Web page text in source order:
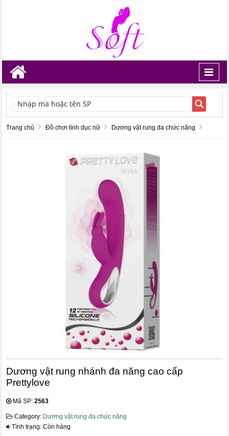
TÌM KIẾM
Trang chủ Đồ chơi tình dục nữ Dương vật rung đa chức năng
Dương vật rung nhánh đa năng cao cấp
Prettylove
Mã SP:2563
Category: Dương vật rung đa chức năng
Tình trạng: Còn hàng